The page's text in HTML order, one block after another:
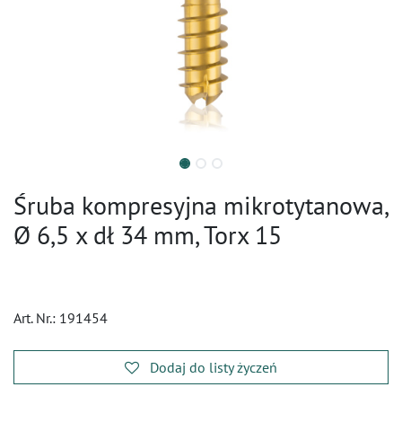
Śruba kompresyjna mikrotytanowa,
Ø 6,5 x dł 34 mm, Torx 15
Art. Nr.: 191454
Dodaj do listy życzeń